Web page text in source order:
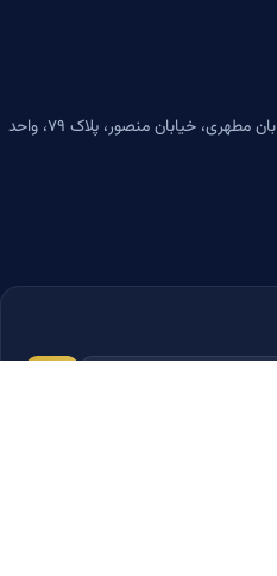
تهران، خیابان ولیعصر، ابتدای خیابان مطهری، خیابان منصور، پلاک ۷۹، واحد